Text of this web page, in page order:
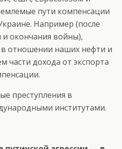
пути компенсации
Например (после
и окончания войны),
отношении наших нефти и
части дохода от экспорта
преступления в
институтами.